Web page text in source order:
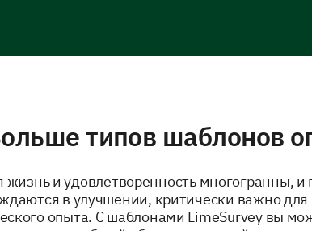
типов шаблонов
жизнь и удовлетворенность многогранны,
в улучшении, критически важно
опыта. С шаблонами LimeSurvey вы